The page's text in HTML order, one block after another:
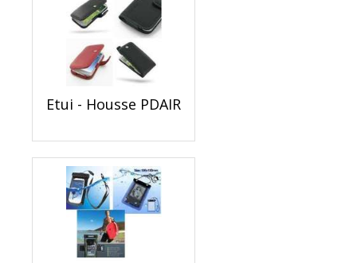
Etui - Housse PDAIR